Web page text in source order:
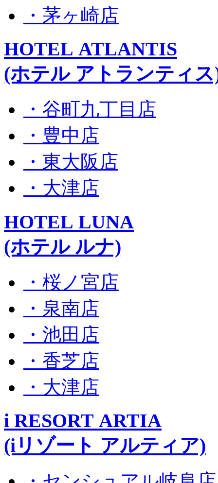
・茅ヶ崎店
HOTEL ATLANTIS
(ホテル アトランティ
・谷町九丁目店
・豊中店
・東大阪店
・大津店
HOTEL LUNA
(ホテル ルナ)
・桜ノ宮店
・泉南店
・池田店
・香芝店
・大津店
i RESORT ARTIA
(iリゾート アルティア)